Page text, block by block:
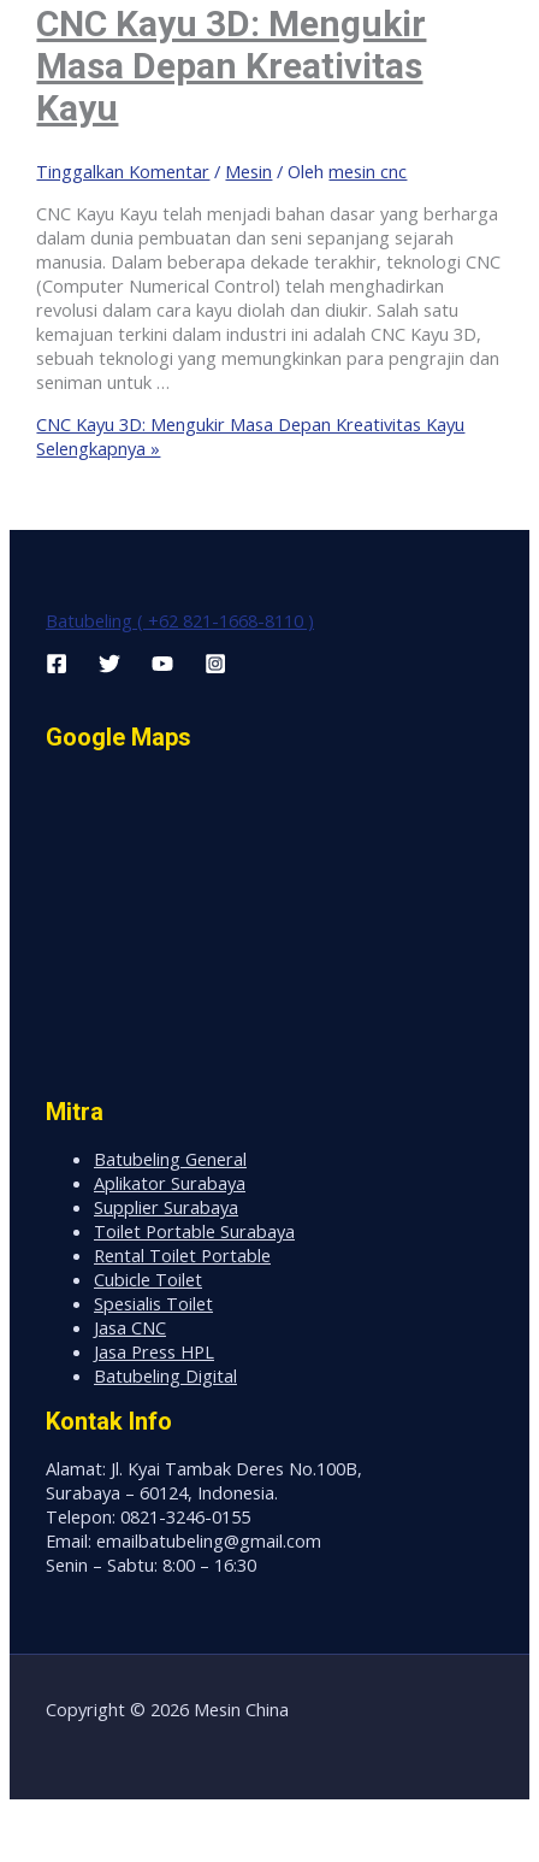
CNC Kayu 3D: Mengukir
Masa Depan Kreativitas
Kayu
Tinggalkan Komentar / Mesin / Olehmesin cnc
CNC Kayu Kayu telah menjadi bahan dasar yang berharga
dalam dunia pembuatan dan seni sepanjang sejarah
manusia. Dalam beberapa dekade terakhir, teknologi CNC
(Computer Numerical Control) telah menghadirkan
revolusi dalam cara kayu diolah dan diukir. Salah satu
kemajuan terkini dalam industri ini adalah CNC Kayu 3D,
sebuah teknologi yang memungkinkan para pengrajin dan
seniman untuk …
CNC Kayu 3D: Mengukir Masa Depan Kreativitas Kayu
Selengkapnya »
Batubeling ( +62 821-1668-8110 )
Google Maps
Mitra
Batubeling General
Aplikator Surabaya
Supplier Surabaya
Toilet Portable Surabaya
Rental Toilet Portable
Cubicle Toilet
Spesialis Toilet
Jasa CNC
Jasa Press HPL
Batubeling Digital
Kontak Info
Alamat: Jl. Kyai Tambak Deres No.100B,
Surabaya – 60124, Indonesia.
Telepon: 0821-3246-0155
Email: emailbatubeling@gmail.com
Senin – Sabtu: 8:00 – 16:30
Copyright © 2026 Mesin China